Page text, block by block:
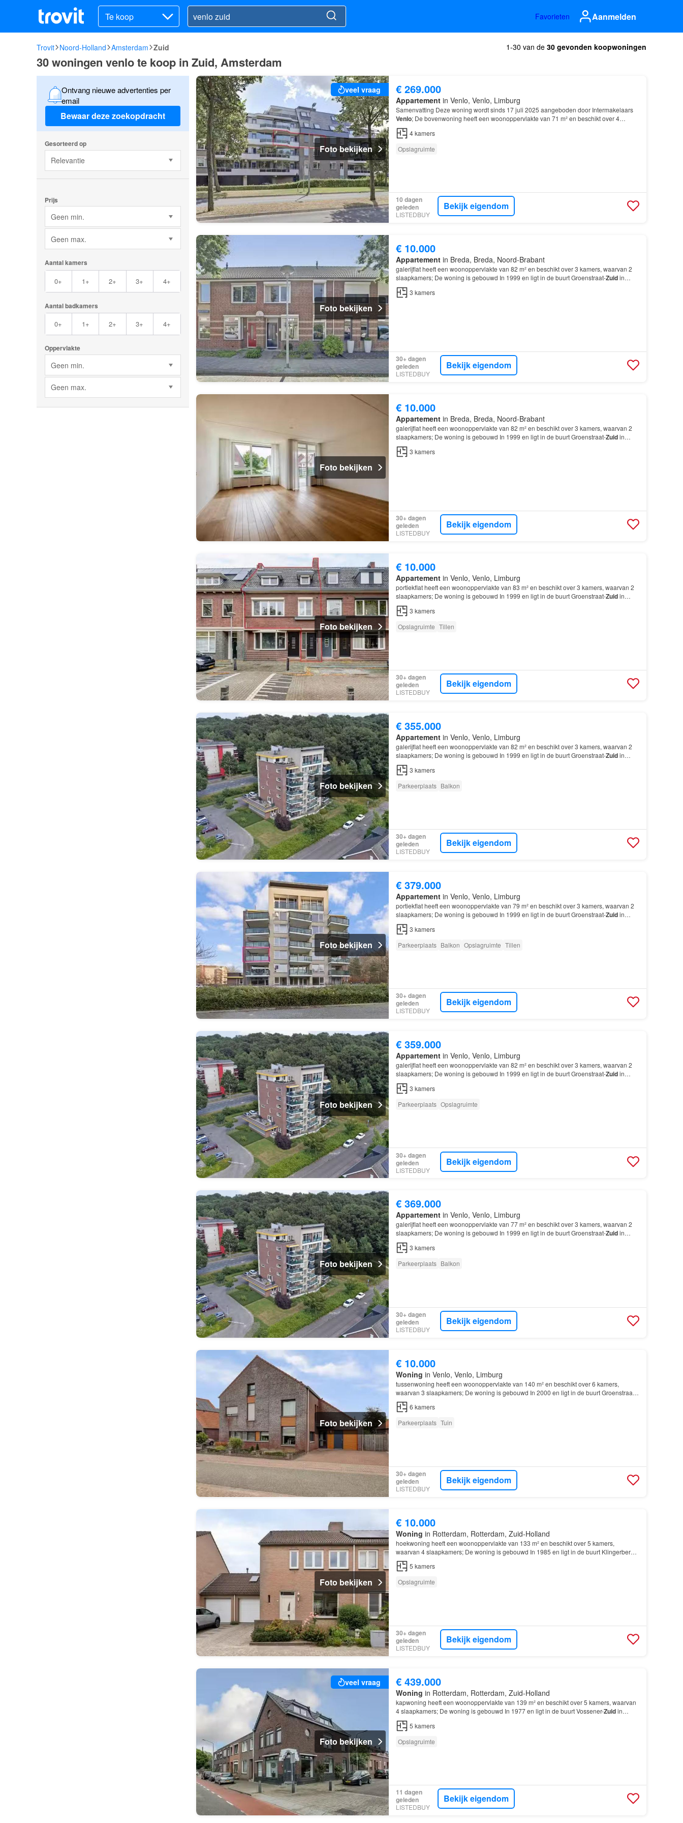
Te koop Favorieten Aanmelden
Trovit Noord-Holland Amsterdam Zuid 1-30 van de 30 gevonden koopwoningen
30 woningen venlo te koop in Zuid, Amsterdam
Ontvang nieuwe advertenties per
email
Bewaar deze zoekopdracht
Gesorteerd op
Relevantie
Prijs
Geen min.
Geen max.
Aantal kamers
0+ 1+ 2+ 3+ 4+
Aantal badkamers
0+ 1+ 2+ 3+ 4+
Oppervlakte
Geen min.
Geen max.
veel vraag
Foto bekijken
€ 269.000
Appartementin Venlo, Venlo, Limburg
Samenvatting Deze woning wordt sinds 17 juli 2025 aangeboden door Intermakelaars
Venlo; De bovenwoning heeft een woonoppervlakte van 71 m² en beschikt over 4
kamers, waarvan 2 slaapkamers; De woning is gebouwd In 1985 en ligt…
4kamers
Opslagruimte
10 dagen
geleden
LISTEDBUY
Bekijk eigendom
Foto bekijken
€ 10.000
Appartementin Breda, Breda, Noord-Brabant
galerijflat heeft een woonoppervlakte van 82 m² en beschikt over 3 kamers, waarvan 2
slaapkamers; De woning is gebouwd In 1999 en ligt in de buurt Groenstraat-Zuidin
Venlo
3 kamers
30+ dagen
geleden
LISTEDBUY
Bekijk eigendom
Foto bekijken
€ 10.000
Appartementin Breda, Breda, Noord-Brabant
galerijflat heeft een woonoppervlakte van 82 m² en beschikt over 3 kamers, waarvan 2
slaapkamers; De woning is gebouwd In 1999 en ligt in de buurt Groenstraat-Zuidin
Venlo
3 kamers
30+ dagen
geleden
LISTEDBUY
Bekijk eigendom
Foto bekijken
€ 10.000
Appartementin Venlo, Venlo, Limburg
portiekflat heeft een woonoppervlakte van 83 m² en beschikt over 3 kamers, waarvan 2
slaapkamers; De woning is gebouwd In 1999 en ligt in de buurt Groenstraat-Zuidin
Venlo
3 kamers
Opslagruimte Tillen
30+ dagen
geleden
LISTEDBUY
Bekijk eigendom
Foto bekijken
€ 355.000
Appartementin Venlo, Venlo, Limburg
galerijflat heeft een woonoppervlakte van 82 m² en beschikt over 3 kamers, waarvan 2
slaapkamers; De woning is gebouwd In 1999 en ligt in de buurt Groenstraat-Zuidin
Venlo
3 kamers
Parkeerplaats Balkon
30+ dagen
geleden
LISTEDBUY
Bekijk eigendom
Foto bekijken
€ 379.000
Appartementin Venlo, Venlo, Limburg
portiekflat heeft een woonoppervlakte van 79 m² en beschikt over 3 kamers, waarvan 2
slaapkamers; De woning is gebouwd In 1999 en ligt in de buurt Groenstraat-Zuidin
Venlo
3 kamers
Parkeerplaats Balkon Opslagruimte Tillen
30+ dagen
geleden
LISTEDBUY
Bekijk eigendom
Foto bekijken
€ 359.000
Appartementin Venlo, Venlo, Limburg
galerijflat heeft een woonoppervlakte van 82 m² en beschikt over 3 kamers, waarvan 2
slaapkamers; De woning is gebouwd In 1999 en ligt in de buurt Groenstraat-Zuidin
Venlo
3 kamers
Parkeerplaats Opslagruimte
30+ dagen
geleden
LISTEDBUY
Bekijk eigendom
Foto bekijken
€ 369.000
Appartementin Venlo, Venlo, Limburg
galerijflat heeft een woonoppervlakte van 77 m² en beschikt over 3 kamers, waarvan 2
slaapkamers; De woning is gebouwd In 1999 en ligt in de buurt Groenstraat-Zuidin
Venlo
3 kamers
Parkeerplaats Balkon
30+ dagen
geleden
LISTEDBUY
Bekijk eigendom
Foto bekijken
€ 10.000
Woning in Venlo, Venlo, Limburg
tussenwoning heeft een woonoppervlakte van 140 m² en beschikt over 6 kamers,
waarvan 3 slaapkamers; De woning is gebouwd In 2000 en ligt in de buurt Groenstraat-
Zuid
6 kamers
Parkeerplaats Tuin
30+ dagen
geleden
LISTEDBUY
Bekijk eigendom
Foto bekijken
€ 10.000
Woning in Rotterdam, Rotterdam, Zuid-Holland
hoekwoning heeft een woonoppervlakte van 133 m² en beschikt over 5 kamers,
waarvan 4 slaapkamers; De woning is gebouwd In 1985 en ligt in de buurt Klingerberg-
Zuid
5 kamers
Opslagruimte
30+ dagen
geleden
LISTEDBUY
Bekijk eigendom
veel vraag
Foto bekijken
€ 439.000
Woning in Rotterdam, Rotterdam, Zuid-Holland
kapwoning heeft een woonoppervlakte van 139 m² en beschikt over 5 kamers, waarvan
4 slaapkamers; De woning is gebouwd In 1977 en ligt in de buurt Vossener-Zuidin
Venlo
5 kamers
Opslagruimte
11 dagen
geleden
LISTEDBUY
Bekijk eigendom